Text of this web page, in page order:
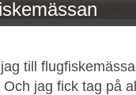
till
jag fick tag på